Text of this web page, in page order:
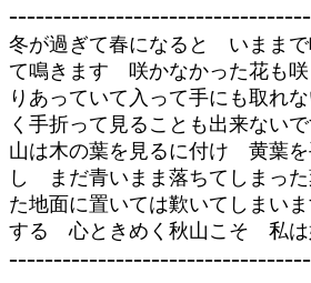
冬が過ぎて春になると いまま
て鳴きます 咲かなかった花も
りあっていて入って手にも取れ
く手折って見ることも出来な
山は木の葉を見るに付け 黄葉を
し まだ青いまま落ちてしまっ
た地面に置いては歎いてしまい
する 心ときめく秋山こそ 私は